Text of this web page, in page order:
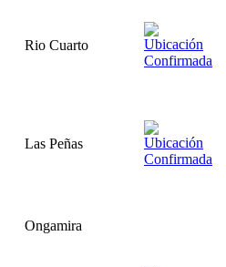
Rio Cuarto
Las Peñas
Ongamira